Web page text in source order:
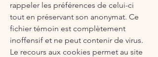
rappeler les préférences de celui-ci
tout en préservant son anonymat. Ce
fichier témoin est complètement
inoffensif et ne peut contenir de virus.
Le recours aux cookies permet au site